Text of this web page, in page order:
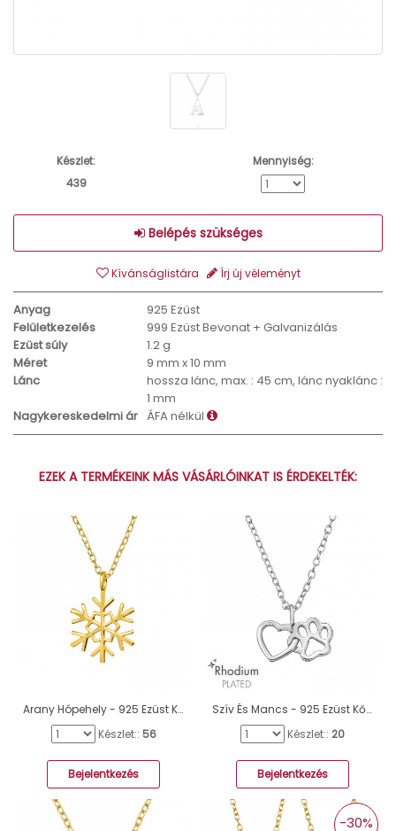
Készlet:
439
Mennyiség:
Belépés szükséges
Kívánságlistára Írj új véleményt
Anyag
925 Ezüst
Felületkezelés
999 Ezüst Bevonat + Galvanizálás
Ezüst súly
1.2 g
Méret
9 mm x 10 mm
Lánc
hossza lánc, max. : 45 cm, lánc nyaklánc :
1 mm
Nagykereskedelmi ár ÁFA nélkül
EZEK A TERMÉKEINK MÁS VÁSÁRLÓINKAT IS ÉRDEKELTÉK:
Arany Hópehely - 925 Ezüst Kő Nélküli Nyakláncok A4S47015
Készlet:: 56
Bejelentkezés
Szív És Mancs - 925 Ezüst Kő nélküli nyakláncok A4S47457
Készlet:: 20
Bejelentkezés
-30%